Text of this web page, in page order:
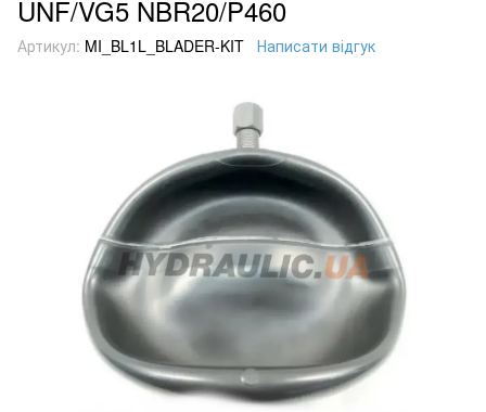
UNF/VG5 NBR20/P460
Артикул: MI_BL1L_BLADER-KIT Написати відгук